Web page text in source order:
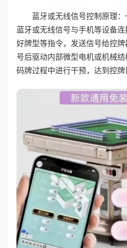
蓝牙或无线信号控制原理
蓝牙或无线信号与手机等设备
好牌型等指令，发送信号给控
号后驱动内部微型电机或机械结
码牌过程中进行干预，达到控牌